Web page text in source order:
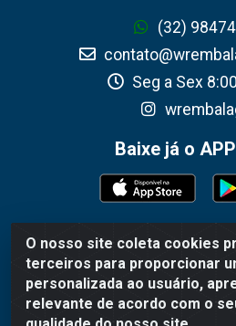
O nosso site coleta cookies
terceiros para proporcionar
personalizada ao usuário,
relevante de acordo com o
(32)
Seg a Sex
Baixe já o
WR Embalagens - R. Cel.
1360 - Grogotó - Barbacena /
CNPJ 02.692.206/